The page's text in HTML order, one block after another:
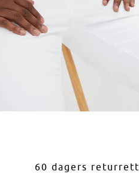
60 dagers returrett